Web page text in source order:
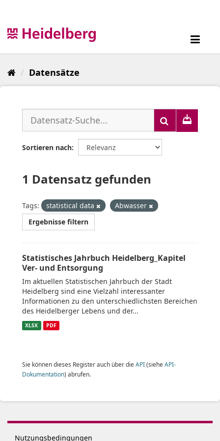
Datensätze
Sortieren nach
1 Datensatz gefunden
Tags: statistical data
Abwasser
Ergebnisse filtern
Statistisches Jahrbuch Heidelberg_Kapitel
Ver- und Entsorgung
Im aktuellen Statistischen Jahrbuch der Stadt
Heidelberg sind eine Vielzahl interessanter
Informationen zu den unterschiedlichsten Bereichen
des Heidelberger Lebens und der...
XLSX PDF
Sie können dieses Register auch über die API(siehe API-
Dokumentation) abrufen.
Nutzungsbedingungen